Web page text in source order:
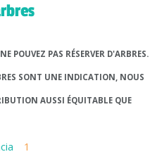
POUVEZ PAS RÉSERVER D'ARBRES.
SONT UNE INDICATION, NOUS
AUSSI ÉQUITABLE QUE
1